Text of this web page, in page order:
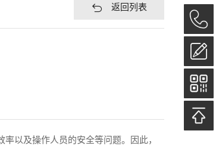
返回列表
以及操作人员的安全等问题。因此，